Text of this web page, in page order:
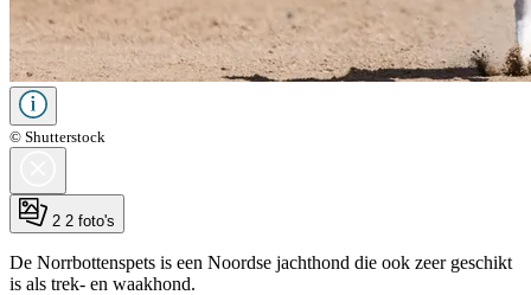
© Shutterstock
2 2 foto's
De Norrbottenspets is een Noordse jachthond die ook zeer geschikt
is als trek- en waakhond.